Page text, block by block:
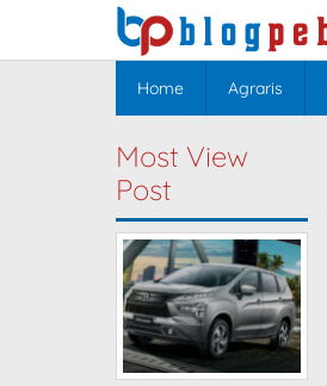
content
Home Agraris
Most View
Post